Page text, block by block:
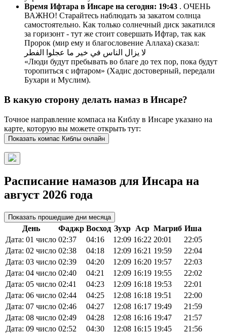
Время Ифтара в Инсаре на сегодня: 19:43 . ОЧЕНЬ
ВАЖНО! Старайтесь наблюдать за закатом солнца
самостоятельно. Как только солнечный диск закатился
за горизонт - тут же стоит совершать Ифтар, так как
Пророк (мир ему и благословение Аллаха) сказал:
لا يزال الناس في خير ما عجلوا الفطر
«Люди будут пребывать во благе до тех пор, пока будут
торопиться с ифтаром» (Хадис достоверный, передали
Бухари и Муслим).
В какую сторону делать намаз в Инсаре?
Точное направление компаса на Киблу в Инсаре указано на
карте, которую вы можете открыть тут:
Показать компас Киблы онлайн
Расписание намазов для Инсара на
август 2026 года
Показать прошедшие дни месяца
День Фаджр Восход Зухр Аср Магриб Иша
Дата: 01 число 02:37 04:16 12:09 16:22 20:01
22:05
Дата: 02 число 02:38 04:18 12:09 16:21 19:59
22:04
Дата: 03 число 02:39 04:20 12:09 16:20 19:57
22:03
Дата: 04 число 02:40 04:21 12:09 16:19 19:55
22:02
Дата: 05 число 02:41 04:23 12:09 16:18 19:53
22:01
Дата: 06 число 02:44 04:25 12:08 16:18 19:51
22:00
Дата: 07 число 02:46 04:27 12:08 16:17 19:49
21:59
Дата: 08 число 02:49 04:28 12:08 16:16 19:47
21:57
Дата: 09 число 02:52 04:30 12:08 16:15 19:45
21:56